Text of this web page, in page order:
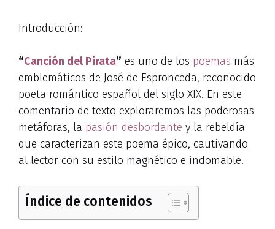
Introducción:
“Canción del Pirata” es uno de los poemas más
emblemáticos de José de Espronceda, reconocido
poeta romántico español del siglo XIX. En este
comentario de texto exploraremos las poderosas
metáforas, la pasión desbordante y la rebeldía
que caracterizan este poema épico, cautivando
al lector con su estilo magnético e indomable.
Índice de contenidos